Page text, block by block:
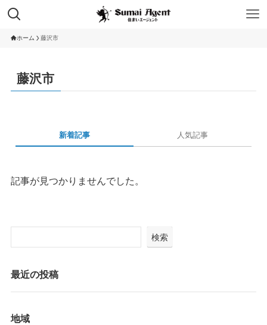
ホーム 藤沢市
藤沢市
新着記事 人気記事
記事が見つかりませんでした。
検索
最近の投稿
地域